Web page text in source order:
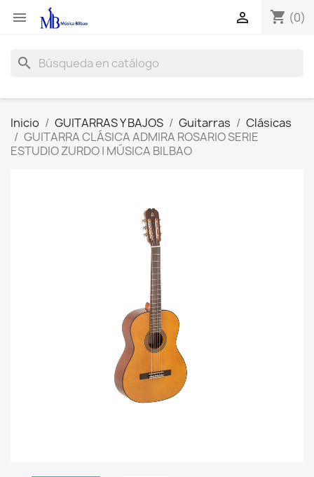
 shopping_cart (0)

search
Inicio GUITARRAS Y BAJOS Guitarras
Clásicas
GUITARRA CLÁSICA ADMIRA ROSARIO SERIE
ESTUDIO ZURDO | MÚSICA BILBAO